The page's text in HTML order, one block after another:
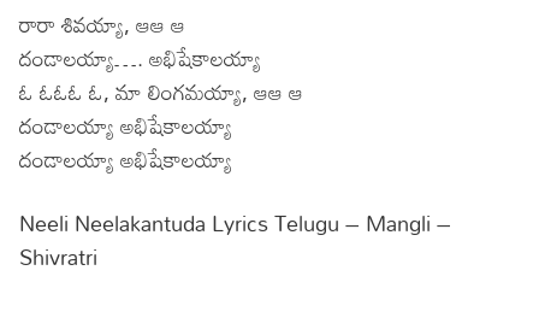
రారా శివయ్యా, ఆఆ ఆ
దండాలయ్యా…. అభిషేకాలయ్యా
ఓ ఓఓఓ ఓ, మా లింగమయ్యా, ఆఆ ఆ
దండాలయ్యా అభిషేకాలయ్యా
దండాలయ్యా అభిషేకాలయ్యా
Neeli Neelakantuda Lyrics Telugu – Mangli –
Shivratri